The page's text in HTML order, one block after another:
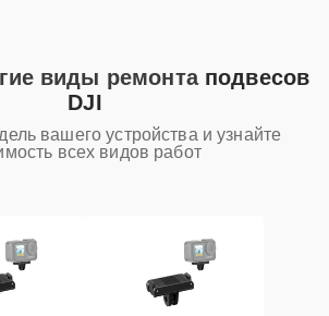
виды ремонта подвесов
DJI
вашего устройства и узнайте
всех видов работ